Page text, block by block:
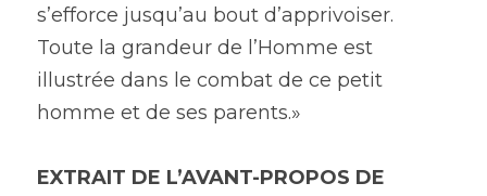
s’efforce jusqu’au bout d’apprivoiser.
Toute la grandeur de l’Homme est
illustrée dans le combat de ce petit
homme et de ses parents.»
EXTRAIT DE L’AVANT-PROPOS DE